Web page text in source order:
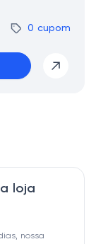
0 cupom
loja
nossa